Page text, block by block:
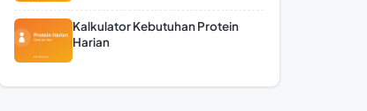
Kalkulator Kebutuhan Protein
Harian